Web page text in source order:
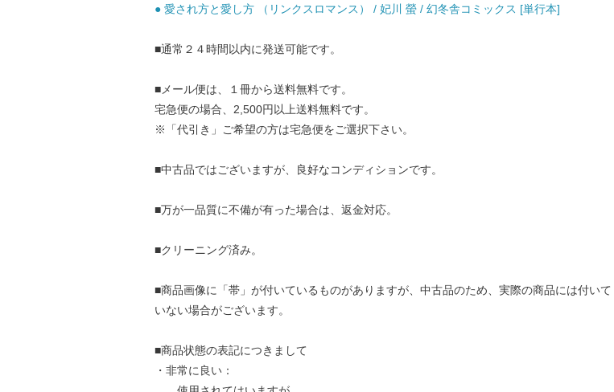
● 愛され方と愛し方 （リンクスロマンス） / 妃川 螢 / 幻冬舎コミックス [単行本]
■通常２４時間以内に発送可能です。
■メール便は、１冊から送料無料です。
宅急便の場合、2,500円以上送料無料です。
※「代引き」ご希望の方は宅急便をご選択下さい。
■中古品ではございますが、良好なコンディションです。
■万が一品質に不備が有った場合は、返金対応。
■クリーニング済み。
■商品画像に「帯」が付いているものがありますが、中古品のため、実際の商品には付いて
いない場合がございます。
■商品状態の表記につきまして
・非常に良い：